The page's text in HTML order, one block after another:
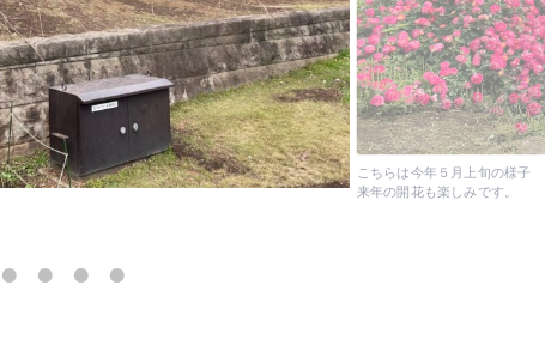
こちらは今年５月上旬の様子
来年の開花も楽しみです。